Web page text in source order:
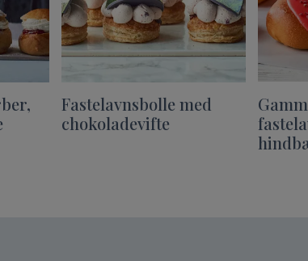
Fastelavnsbolle med
chokoladevifte